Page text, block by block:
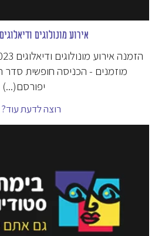
אירוע מונולוגים ודיאלוגים
מוזמנים - הכניסה חופשית
יפורסם(...)
רוצה לדעת עוד?